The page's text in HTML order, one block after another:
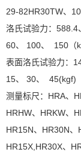
29-82HR30TW、
洛氏试验力：588.4
60、 100、 150（
表面洛氏试验力：
15、 30、 45(kgf)
测量标尺：HRA、
HRHW、HRKW、
HR15N、HR30N、
HR15X,HR30X、